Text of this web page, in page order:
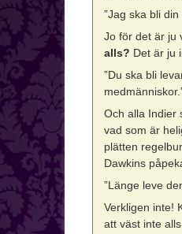
”Jag ska bli
Jo för det är ju
alls? Det är ju
”Du ska bli
Och alla Indier
vad som är
plätten
Dawkins
”Länge leve
Verkligen inte!
att väst inte